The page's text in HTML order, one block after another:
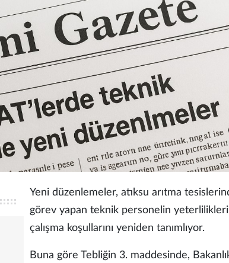
Yeni düzenlemeler, atıksu arıtma
görev yapan teknik personelin
çalışma koşullarını yeniden tanımlıyor.
Buna göre Tebliğin 3. maddesinde,